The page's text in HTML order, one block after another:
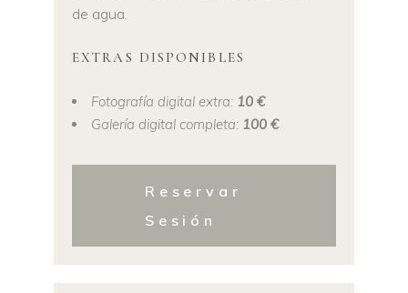
de agua.
EXTRAS DISPONIBLES
Fotografía digital extra: 10 €
Galería digital completa: 100 €
Reservar
Sesión